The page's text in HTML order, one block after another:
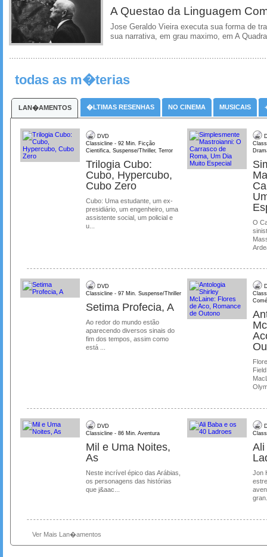
A Questao da Linguagem
Jose Geraldo Vieira executa sua forma de
sua narrativa, em grau maximo, em A
todas as m�terias
LAN�AMENTOS �LTIMAS RESENHAS NO CINEMA MUSICAIS
DVD
Classicline - 92 Min. Ficção
Cientifica, Suspense/Thriller, Terror
Trilogia Cubo:
Cubo, Hypercubo,
Cubo Zero
Cubo: Uma estudante, um ex-
presidiário, um engenheiro, uma
assistente social, um policial e
u...
O
DVD
Classicline - 97 Min. Suspense/Thriller
Setima Profecia, A
Ao redor do mundo estão
aparecendo diversos sinais do
fim dos tempos, assim como
está ...
DVD
Classicline - 86 Min. Aventura
Mil e Uma Noites,
As
Neste incrível épico das Arábias,
os personagens das histórias
que j&aac...
Ali
Jon
Ver Mais Lan�amentos